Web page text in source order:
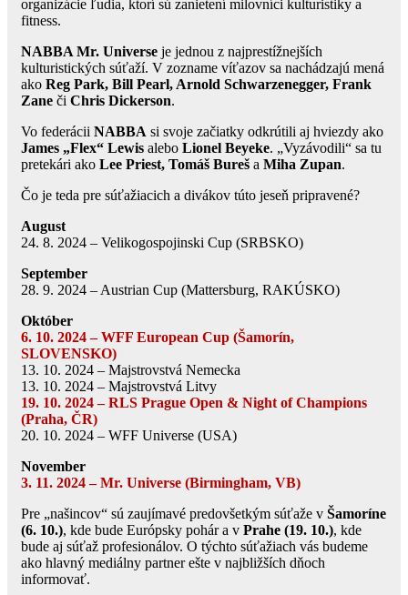
organizácie ľudia, ktorí sú zanietení milovníci kulturistiky a
fitness.
NABBA Mr. Universe je jednou z najprestížnejších
kulturistických súťaží. V zozname víťazov sa nachádzajú mená
ako Reg Park, Bill Pearl, Arnold Schwarzenegger, Frank
Zane či Chris Dickerson.
Vo federácii NABBA si svoje začiatky odkrútili aj hviezdy ako
James „Flex“ Lewis alebo Lionel Beyeke. „Vyzávodili“ sa tu
pretekári ako Lee Priest, Tomáš Bureš a Miha Zupan.
Čo je teda pre súťažiacich a divákov túto jeseň pripravené?
August
24. 8. 2024 – Velikogospojinski Cup (SRBSKO)
September
28. 9. 2024 – Austrian Cup (Mattersburg, RAKÚSKO)
Október
6. 10. 2024 – WFF European Cup (Šamorín,
SLOVENSKO)
13. 10. 2024 – Majstrovstvá Nemecka
13. 10. 2024 – Majstrovstvá Litvy
19. 10. 2024 – RLS Prague Open & Night of Champions
(Praha, ČR)
20. 10. 2024 – WFF Universe (USA)
November
3. 11. 2024 – Mr. Universe (Birmingham, VB)
Pre „našincov“ sú zaujímavé predovšetkým súťaže v Šamoríne
(6. 10.), kde bude Európsky pohár a v Prahe (19. 10.), kde
bude aj súťaž profesionálov. O týchto súťažiach vás budeme
ako hlavný mediálny partner ešte v najbližších dňoch
informovať.